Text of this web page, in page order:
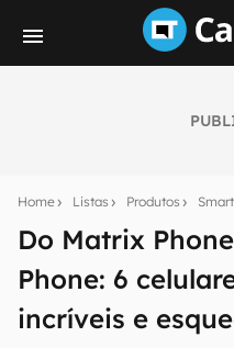
Home Listas Produtos
Do Matrix
Phone: 6
incríveis e
notícias e reviews
mão.
E-mail